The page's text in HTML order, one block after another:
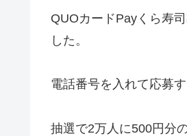
QUOカードPayくら寿
した。
電話番号を入れて応募す
抽選で2万人に500円分